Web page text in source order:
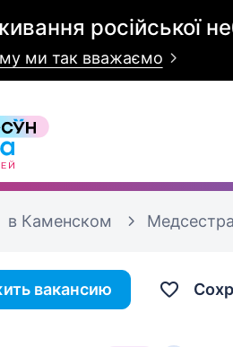
російської
ми так вважаємо
в Каменском
вакансию